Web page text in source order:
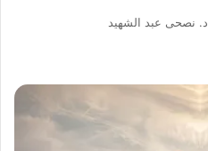
د. نصحى عبد الشهيد